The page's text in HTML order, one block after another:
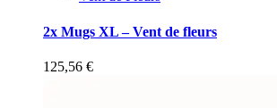
2x Mugs XL – Vent de fleurs
125,56 €